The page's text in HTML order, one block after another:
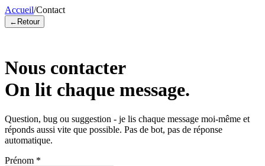
Accueil/Contact
← Retour
Nous contacter
On lit chaque message.
Question, bug ou suggestion - je lis chaque message moi-même et
réponds aussi vite que possible. Pas de bot, pas de réponse
automatique.
Prénom *